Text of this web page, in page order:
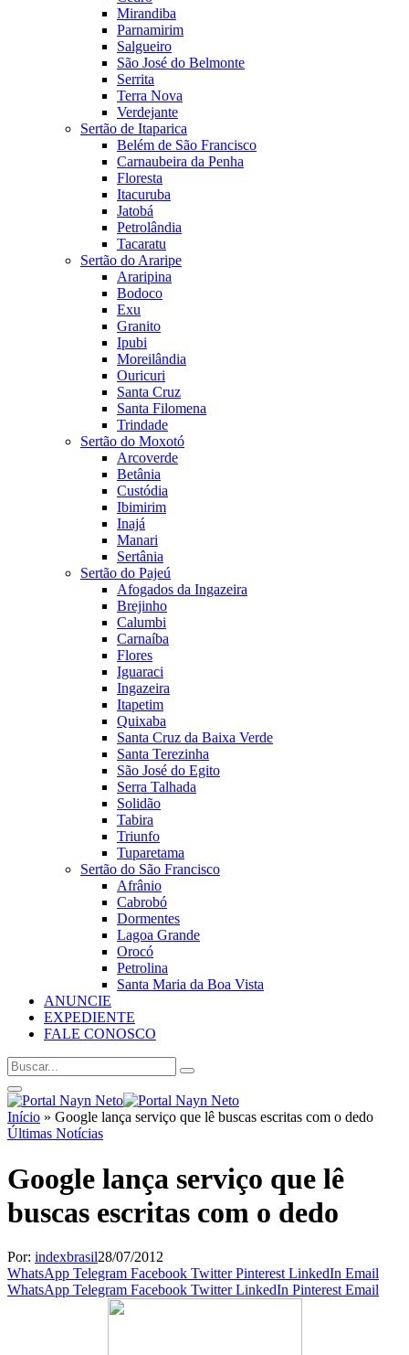
Mirandiba
Parnamirim
Salgueiro
São José do Belmonte
Serrita
Terra Nova
Verdejante
Sertão de Itaparica
Belém de São Francisco
Carnaubeira da Penha
Floresta
Itacuruba
Jatobá
Petrolândia
Tacaratu
Sertão do Araripe
Araripina
Bodoco
Exu
Granito
Ipubi
Moreilândia
Ouricuri
Santa Cruz
Santa Filomena
Trindade
Sertão do Moxotó
Arcoverde
Betânia
Custódia
Ibimirim
Inajá
Manari
Sertânia
Sertão do Pajeú
Afogados da Ingazeira
Brejinho
Calumbi
Carnaíba
Flores
Iguaraci
Ingazeira
Itapetim
Quixaba
Santa Cruz da Baixa Verde
Santa Terezinha
São José do Egito
Serra Talhada
Solidão
Tabira
Triunfo
Tuparetama
Sertão do São Francisco
Afrânio
Cabrobó
Dormentes
Lagoa Grande
Orocó
Petrolina
Santa Maria da Boa Vista
ANUNCIE
EXPEDIENTE
FALE CONOSCO
Início » Google lança serviço que lê buscas escritas com o dedo
Últimas Notícias
Google lança serviço que lê
buscas escritas com o dedo
Por: indexbrasil28/07/2012
WhatsApp Telegram Facebook Twitter Pinterest LinkedIn Email
WhatsApp Telegram Facebook Twitter LinkedIn Pinterest Email